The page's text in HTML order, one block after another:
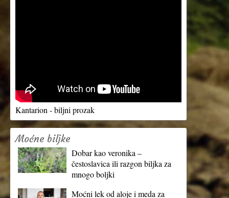
Kantarion - biljni prozak
Moćne biljke
Dobar kao veronika –
čestoslavica ili razgon biljka za
mnogo boljki
Moćni lek od aloje i meda za